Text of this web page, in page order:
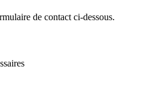
de contact ci-dessous.